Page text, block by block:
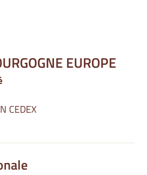
EUROPE
CEDEX